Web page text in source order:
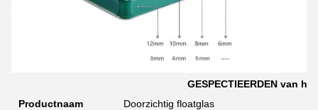
GESPECTIEERDEN van
Productnaam
Doorzichtig floatglas